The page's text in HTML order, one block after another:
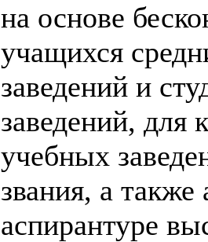
на основе
учащихся
заведений и
заведений, для
учебных
звания, а
аспирантуре